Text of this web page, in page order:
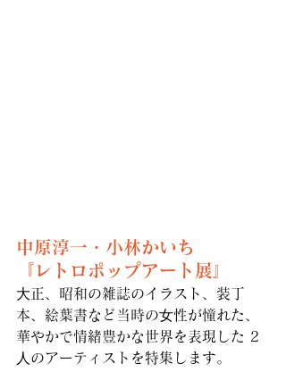
中原淳一・小林かいち
『レトロポップアート展』
⼤正、昭和の雑誌のイラスト、装丁
本、絵葉書など当時の⼥性が憧れた、
華やかで情緒豊かな世界を表現した 2
⼈のアーティストを特集します。